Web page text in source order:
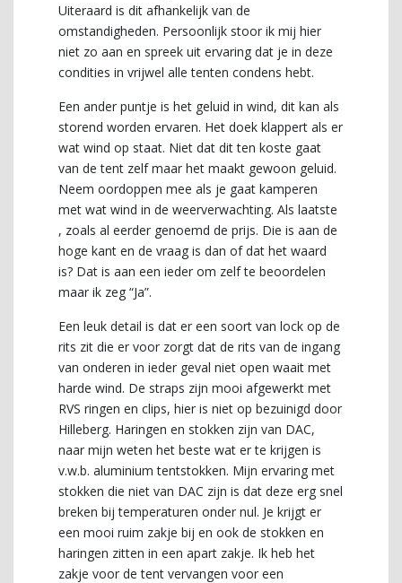
Uiteraard is dit afhankelijk van de
omstandigheden. Persoonlijk stoor ik mij hier
niet zo aan en spreek uit ervaring dat je in deze
condities in vrijwel alle tenten condens hebt.
Een ander puntje is het geluid in wind, dit kan als
storend worden ervaren. Het doek klappert als er
wat wind op staat. Niet dat dit ten koste gaat
van de tent zelf maar het maakt gewoon geluid.
Neem oordoppen mee als je gaat kamperen
met wat wind in de weerverwachting. Als laatste
, zoals al eerder genoemd de prijs. Die is aan de
hoge kant en de vraag is dan of dat het waard
is? Dat is aan een ieder om zelf te beoordelen
maar ik zeg “Ja”.
Een leuk detail is dat er een soort van lock op de
rits zit die er voor zorgt dat de rits van de ingang
van onderen in ieder geval niet open waait met
harde wind. De straps zijn mooi afgewerkt met
RVS ringen en clips, hier is niet op bezuinigd door
Hilleberg. Haringen en stokken zijn van DAC,
naar mijn weten het beste wat er te krijgen is
v.w.b. aluminium tentstokken. Mijn ervaring met
stokken die niet van DAC zijn is dat deze erg snel
breken bij temperaturen onder nul. Je krijgt er
een mooi ruim zakje bij en ook de stokken en
haringen zitten in een apart zakje. Ik heb het
zakje voor de tent vervangen voor een